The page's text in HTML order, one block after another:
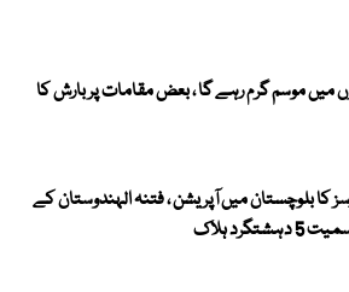
میں موسم گرم رہے گا ، بعض مقامات پر بارش کا
کا بلوچستان میں آپریشن ، فتنہ الہندوستان کے
ہلاک